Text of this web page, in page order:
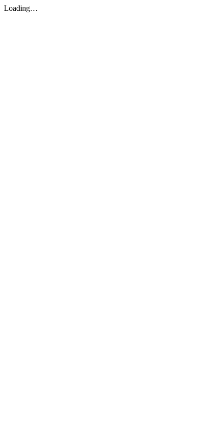
Loading…